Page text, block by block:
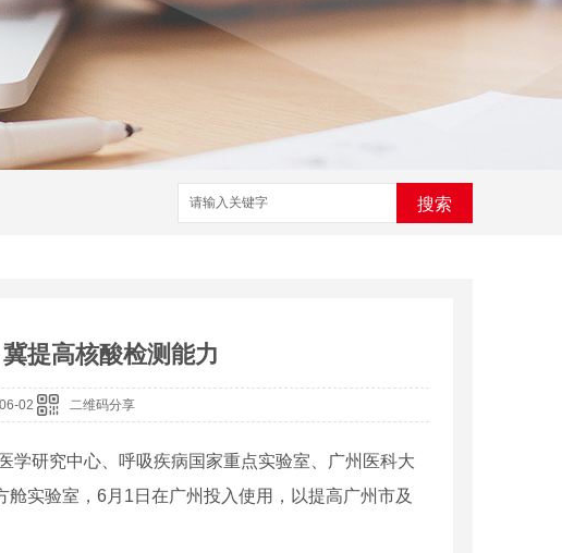
搜索
提高核酸检测能力
02 二维码分享
研究中心、呼吸疾病国家重点实验室、广州医科大
实验室，6月1日在广州投入使用，以提高广州市及